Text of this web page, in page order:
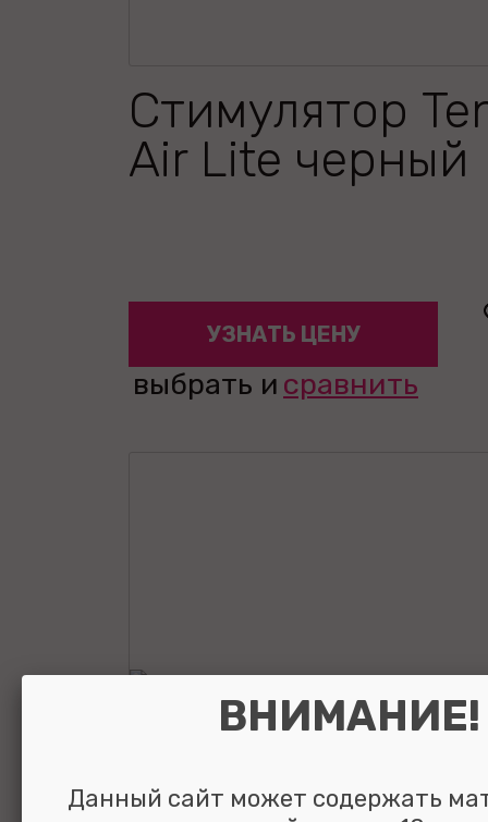
Стимулятор
Air Lite черный
УЗНАТЬ ЦЕНУ
выбрать и сравнить
ВНИМАНИЕ!
Данный сайт может содержать